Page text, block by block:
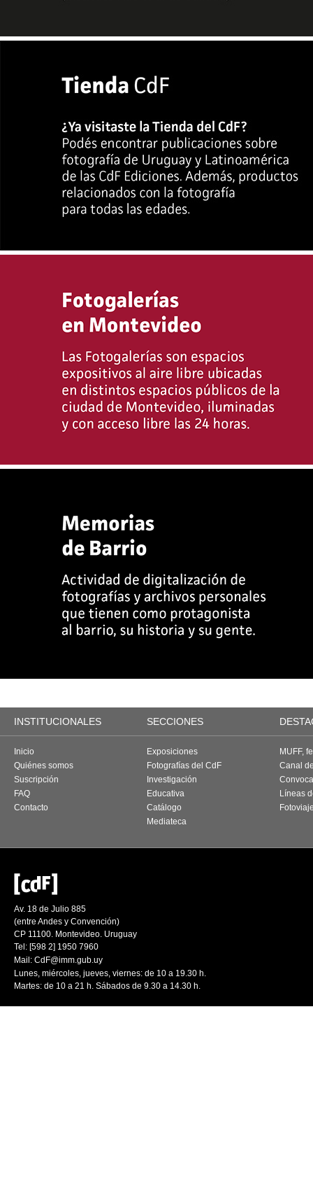
INSTITUCIONALES SECCIONES
Inicio
Quiénes somos
Suscripción
FAQ
Contacto
Exposiciones
Fotografías del CdF
Investigación
Educativa
Catálogo
Mediateca
MUFF,
Canal
Líneas
Av. 18 de Julio 885
(entre Andes y Convención)
CP 11100. Montevideo. Uruguay
Tel: [598 2] 1950 7960
Mail: CdF@imm.gub.uy
Lunes, miércoles, jueves, viernes: de 10 a 19.30 h.
Martes: de 10 a 21 h. Sábados de 9.30 a 14.30 h.